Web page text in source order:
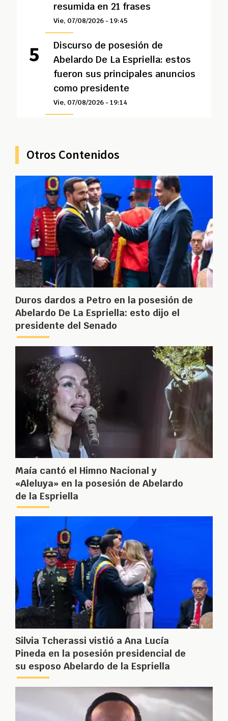
resumida en 21 frases
Vie, 07/08/2026 - 19:45
Discurso de posesión de
Abelardo De La Espriella: estos
fueron sus principales anuncios
como presidente
Vie, 07/08/2026 - 19:14
Otros Contenidos
Duros dardos a Petro en la posesión de
Abelardo De La Espriella: esto dijo el
presidente del Senado
Maía cantó el Himno Nacional y
«Aleluya» en la posesión de Abelardo
de la Espriella
Silvia Tcherassi vistió a Ana Lucía
Pineda en la posesión presidencial de
su esposo Abelardo de la Espriella